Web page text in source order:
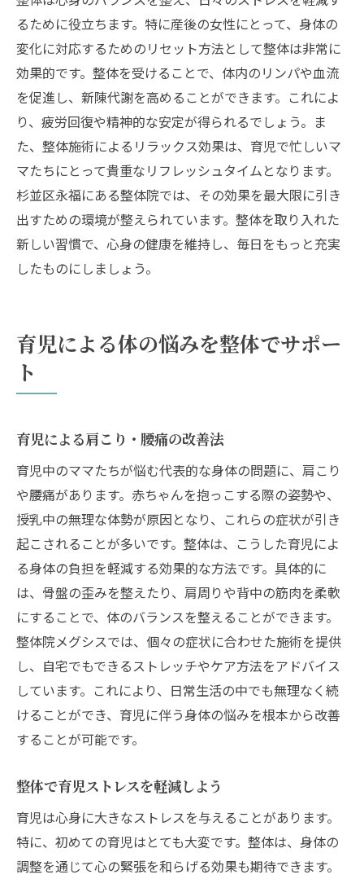
るために役立ちます。特に産後の女性にとって、身体の
変化に対応するためのリセット方法として整体は非常に
効果的です。整体を受けることで、体内のリンパや血流
を促進し、新陳代謝を高めることができます。これによ
り、疲労回復や精神的な安定が得られるでしょう。ま
た、整体施術によるリラックス効果は、育児で忙しいマ
マたちにとって貴重なリフレッシュタイムとなります。
杉並区永福にある整体院では、その効果を最大限に引き
出すための環境が整えられています。整体を取り入れた
新しい習慣で、心身の健康を維持し、毎日をもっと充実
したものにしましょう。
育児による体の悩みを整体でサポー
ト
育児による肩こり・腰痛の改善法
育児中のママたちが悩む代表的な身体の問題に、肩こり
や腰痛があります。赤ちゃんを抱っこする際の姿勢や、
授乳中の無理な体勢が原因となり、これらの症状が引き
起こされることが多いです。整体は、こうした育児によ
る身体の負担を軽減する効果的な方法です。具体的に
は、骨盤の歪みを整えたり、肩周りや背中の筋肉を柔軟
にすることで、体のバランスを整えることができます。
整体院メグシスでは、個々の症状に合わせた施術を提供
し、自宅でもできるストレッチやケア方法をアドバイス
しています。これにより、日常生活の中でも無理なく続
けることができ、育児に伴う身体の悩みを根本から改善
することが可能です。
整体で育児ストレスを軽減しよう
育児は心身に大きなストレスを与えることがあります。
特に、初めての育児はとても大変です。整体は、身体の
調整を通じて心の緊張を和らげる効果も期待できます。